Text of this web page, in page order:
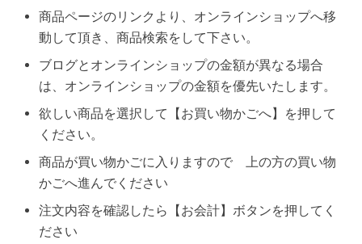
商品ページのリンクより、オンラインショップへ移
動して頂き、商品検索をして下さい。
ブログとオンラインショップの金額が異なる場合
は、オンラインショップの金額を優先いたします。
欲しい商品を選択して【お買い物かごへ】を押して
ください。
商品が買い物かごに入りますので 上の方の買い物
かごへ進んでください
注文内容を確認したら【お会計】ボタンを押してく
ださい